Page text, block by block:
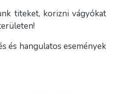
titeket, korizni vágyókat
és hangulatos események